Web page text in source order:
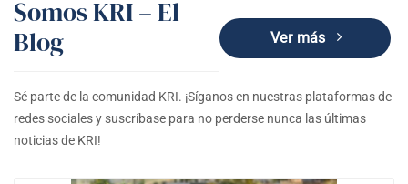
Somos KRI – El
Blog
Ver más
Sé parte de la comunidad KRI. ¡Síganos en nuestras plataformas de
redes sociales y suscríbase para no perderse nunca las últimas
noticias de KRI!